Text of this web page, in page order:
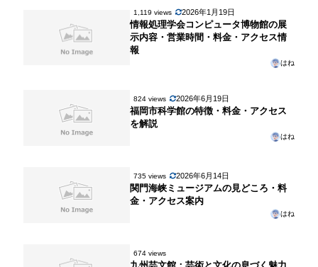
1,119 views 2026年1月19日
情報処理学会コンピュータ博物館の展
示内容・営業時間・料金・アクセス情
報
はね
824 views 2026年6月19日
福岡市科学館の特徴・料金・アクセス
を解説
はね
735 views 2026年6月14日
関門海峡ミュージアムの見どころ・料
金・アクセス案内
はね
674 views